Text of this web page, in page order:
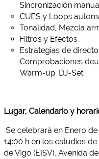
Sincronización
CUES y Loops
Tonalidad, Mezcla
Filtros y Efectos.
Estrategias de
Comprobaciones
Warm-up. DJ-Set.
Lugar, Calendario y
Se celebrará en Enero
14:00 h en los estudios
de Vigo (EISV), Avenida